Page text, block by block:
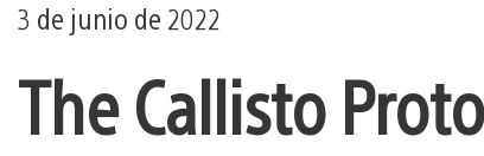
3 de junio de 2022
The Callisto